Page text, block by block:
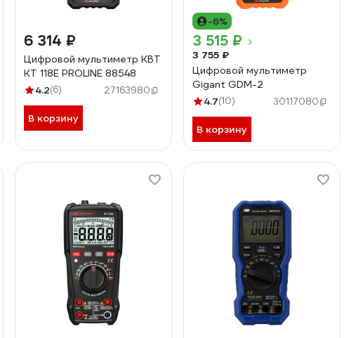
6 314 ₽
Цифровой мультиметр КВТ
KT 118E PROLINE 88548
4.2(6) 27163980
В корзину
-6%
3 515 ₽
3 755 ₽
Цифровой мультиметр
Gigant GDM-2
4.7(10) 30117080
В корзину